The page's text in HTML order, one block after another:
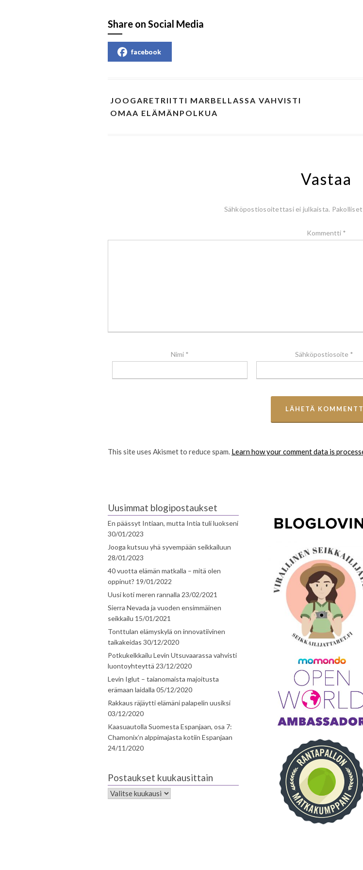
Share on Social Media
facebook
JOOGARETRIITTI MARBELLASSA VAHVISTI
OMAA ELÄMÄNPOLKUA
Vastaa
Sähköpostiosoitettasi ei julkaista.
Kommentti *
Nimi * Sähköpostiosoite *
This site uses Akismet to reduce spam. Learn how your comment data is
Uusimmat blogipostaukset
En päässyt Intiaan, mutta Intia tuli luokseni
30/01/2023
Jooga kutsuu yhä syvempään seikkailuun
28/01/2023
40 vuotta elämän matkalla – mitä olen
oppinut? 19/01/2022
Uusi koti meren rannalla 23/02/2021
Sierra Nevada ja vuoden ensimmäinen
seikkailu 15/01/2021
Tonttulan elämyskylä on innovatiivinen
taikakeidas 30/12/2020
Potkukelkkailu Levin Utsuvaarassa vahvisti
luontoyhteyttä 23/12/2020
Levin Iglut – taianomaista majoitusta
erämaan laidalla 05/12/2020
Rakkaus räjäytti elämäni palapelin uusiksi
03/12/2020
Kaasuautolla Suomesta Espanjaan, osa 7:
Chamonix’n alppimajasta kotiin Espanjaan
24/11/2020
Postaukset kuukausittain